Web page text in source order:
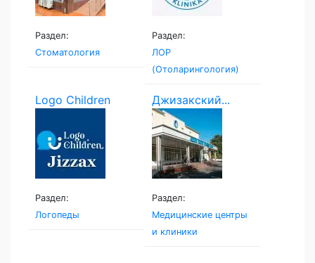
Раздел:
Стоматология
Раздел:
ЛОР
(Отоларингология)
Logo Children
Раздел:
Логопеды
Джизакский...
Раздел:
Медицинские центры
и клиники